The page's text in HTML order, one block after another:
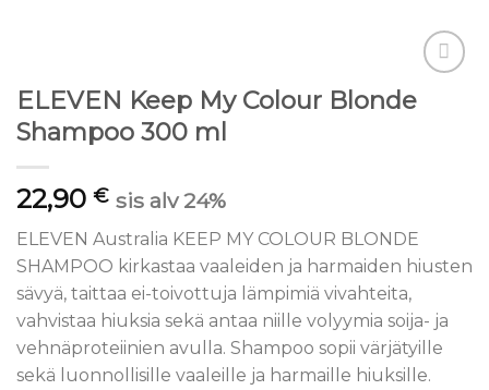
Lisää
toivelistaan
ELEVEN Keep My Colour Blonde
Shampoo 300 ml
22,90 € sis alv 24%
ELEVEN Australia KEEP MY COLOUR BLONDE
SHAMPOO kirkastaa vaaleiden ja harmaiden hiusten
sävyä, taittaa ei-toivottuja lämpimiä vivahteita,
vahvistaa hiuksia sekä antaa niille volyymia soija- ja
vehnäproteiinien avulla. Shampoo sopii värjätyille
sekä luonnollisille vaaleille ja harmaille hiuksille.